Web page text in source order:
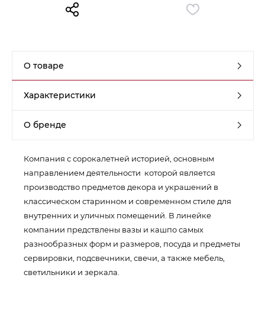
О товаре
Характеристики
О бренде
Компания с сорокалетней историей, основным
направлением деятельности которой является
производство предметов декора и украшений в
классическом старинном и современном стиле для
внутренних и уличных помещений. В линейке
компании предствлены вазы и кашпо самых
разнообразных форм и размеров, посуда и предметы
сервировки, подсвечники, свечи, а также мебель,
светильники и зеркала.